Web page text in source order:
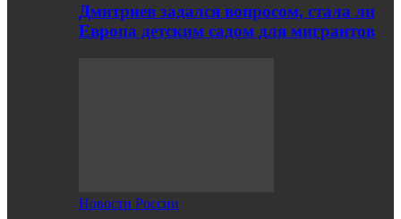
Дмитриев задался вопросом, стала ли
Европа детским садом для мигрантов
Новости России